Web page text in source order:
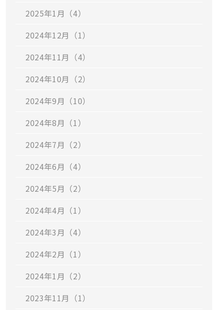
2025年1月（4）
2024年12月（1）
2024年11月（4）
2024年10月（2）
2024年9月（10）
2024年8月（1）
2024年7月（2）
2024年6月（4）
2024年5月（2）
2024年4月（1）
2024年3月（4）
2024年2月（1）
2024年1月（2）
2023年11月（1）